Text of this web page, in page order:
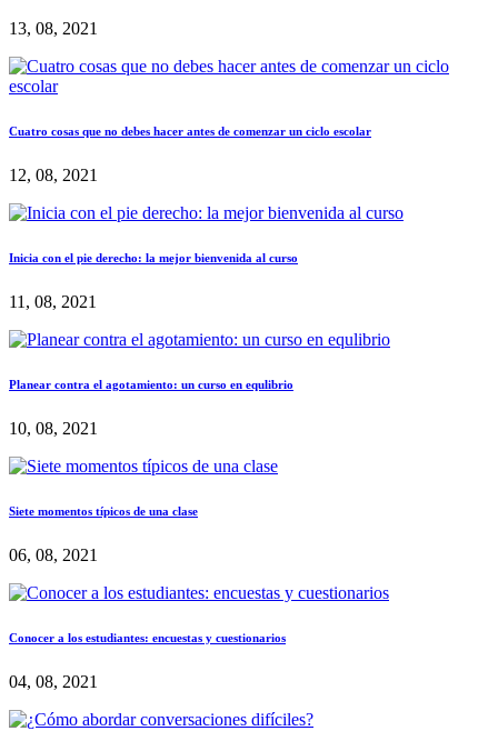
13, 08, 2021
Cuatro cosas que no debes hacer antes de comenzar un ciclo escolar
12, 08, 2021
Inicia con el pie derecho: la mejor bienvenida al curso
11, 08, 2021
Planear contra el agotamiento: un curso en equlibrio
10, 08, 2021
Siete momentos típicos de una clase
06, 08, 2021
Conocer a los estudiantes: encuestas y cuestionarios
04, 08, 2021